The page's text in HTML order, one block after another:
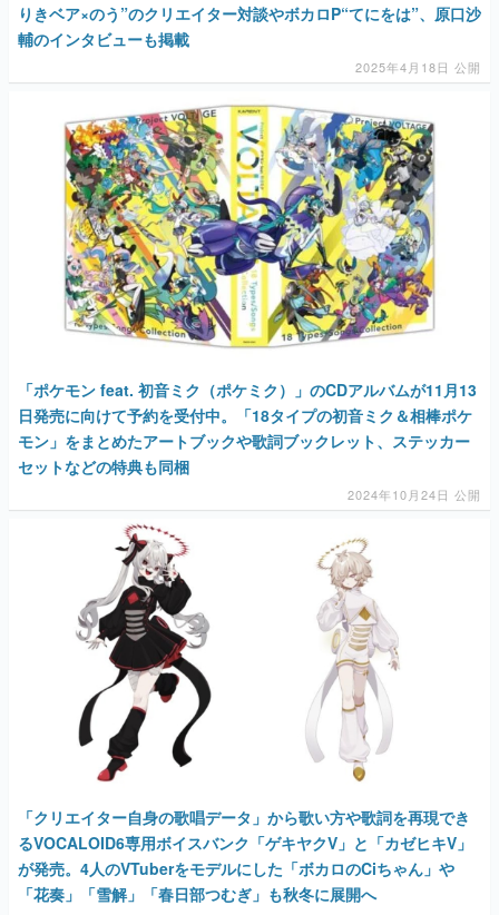
りきベア×のう”のクリエイター対談やボカロP“てにをは”、原口沙
輔のインタビューも掲載
2025年4月18日 公開
「ポケモン feat. 初音ミク（ポケミク）」のCDアルバムが11月13
日発売に向けて予約を受付中。「18タイプの初音ミク＆相棒ポケ
モン」をまとめたアートブックや歌詞ブックレット、ステッカー
セットなどの特典も同梱
2024年10月24日 公開
「クリエイター自身の歌唱データ」から歌い方や歌詞を再現でき
るVOCALOID6専用ボイスバンク「ゲキヤクV」と「カゼヒキV」
が発売。4人のVTuberをモデルにした「ボカロのCiちゃん」や
「花奏」「雪解」「春日部つむぎ」も秋冬に展開へ